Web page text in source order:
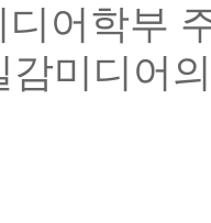
어학부
감미디어